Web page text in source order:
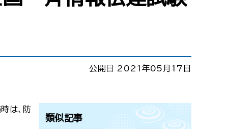
公開日 2021年05月17日
は、防
類似記事